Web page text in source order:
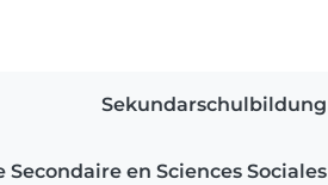
Sekundarschulbildung
Secondaire en Sciences Sociales